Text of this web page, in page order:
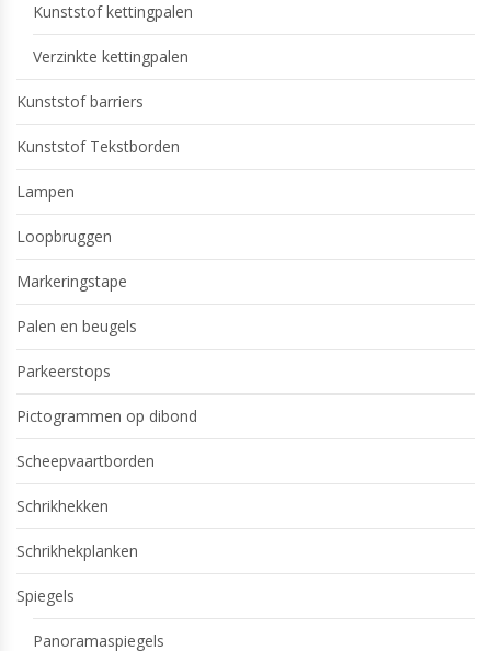
Kunststof kettingpalen
Verzinkte kettingpalen
Kunststof barriers
Kunststof Tekstborden
Lampen
Loopbruggen
Markeringstape
Palen en beugels
Parkeerstops
Pictogrammen op dibond
Scheepvaartborden
Schrikhekken
Schrikhekplanken
Spiegels
Panoramaspiegels